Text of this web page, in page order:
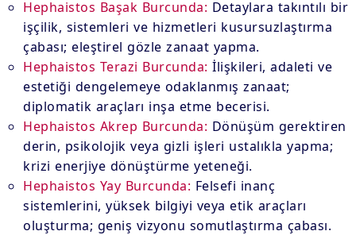
Hephaistos Başak Burcunda: Detaylara takıntılı bir
işçilik, sistemleri ve hizmetleri kusursuzlaştırma
çabası; eleştirel gözle zanaat yapma.
Hephaistos Terazi Burcunda: İlişkileri, adaleti ve
estetiği dengelemeye odaklanmış zanaat;
diplomatik araçları inşa etme becerisi.
Hephaistos Akrep Burcunda: Dönüşüm gerektiren
derin, psikolojik veya gizli işleri ustalıkla yapma;
krizi enerjiye dönüştürme yeteneği.
Hephaistos Yay Burcunda: Felsefi inanç
sistemlerini, yüksek bilgiyi veya etik araçları
oluşturma; geniş vizyonu somutlaştırma çabası.